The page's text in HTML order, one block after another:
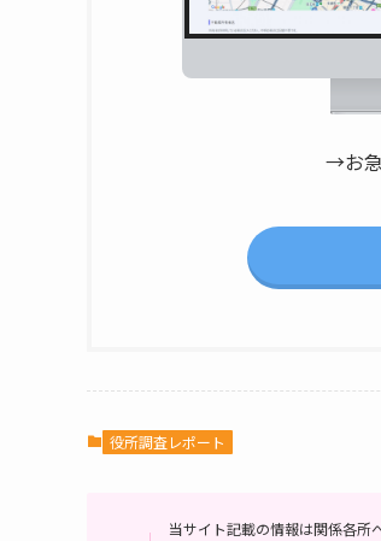
→お急
役所調査レポート
当サイト記載の情報は関係各所